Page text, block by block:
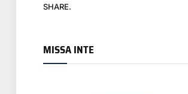
SHARE.
MISSA INTE